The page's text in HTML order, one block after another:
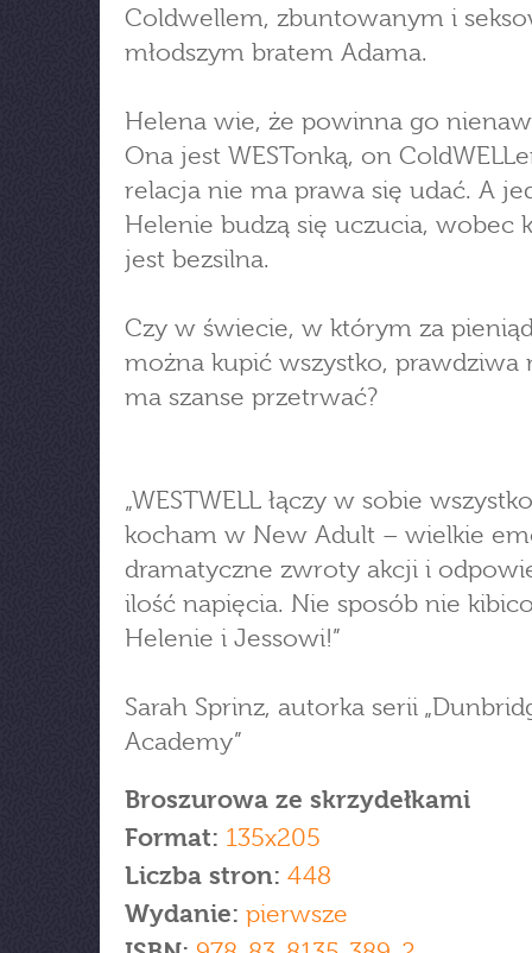
Coldwellem, zbuntowanym i
młodszym bratem Adama.
Helena wie, że powinna go
Ona jest WESTonką, on
relacja nie ma prawa się udać. A
Helenie budzą się uczucia, wobec
jest bezsilna.
Czy w świecie, w którym za
można kupić wszystko, prawdziwa
ma szanse przetrwać?
„WESTWELL łączy w sobie
kocham w New Adult – wielkie
dramatyczne zwroty akcji i
ilość napięcia. Nie sposób nie
Helenie i Jessowi!”
Sarah Sprinz, autorka serii
Academy”
Broszurowa ze skrzydełkami
Format: 135x205
Liczba stron: 448
Wydanie: pierwsze